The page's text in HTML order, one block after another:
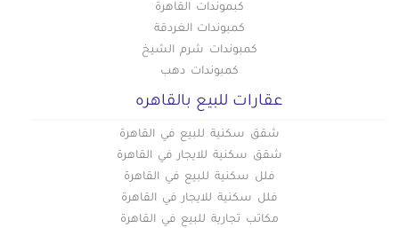
كبموندات القاهرة
كمبوندات الغردقة
كمبوندات شرم الشيخ
كمبوندات دهب
عقارات للبيع بالقاهره
شقق سكنية للبيع في القاهرة
شقق سكنية للايجار في القاهرة
فلل سكنية للبيع في القاهرة
فلل سكنية للايجار في القاهرة
مكاتب تجارية للبيع في القاهرة